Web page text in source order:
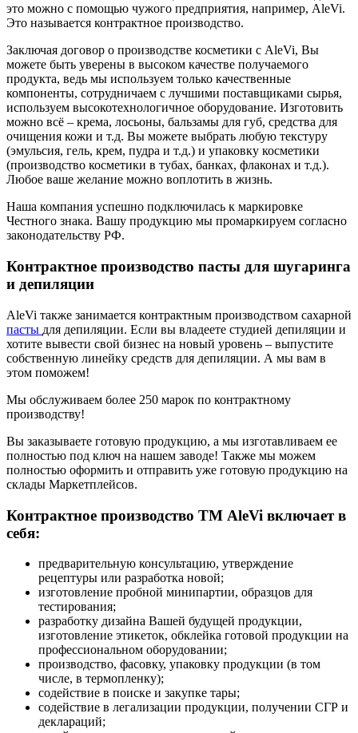
это можно с помощью чужого предприятия, например, AleVi.
Это называется контрактное производство.
Заключая договор о производстве косметики с AleVi, Вы
можете быть уверены в высоком качестве получаемого
продукта, ведь мы используем только качественные
компоненты, сотрудничаем с лучшими поставщиками сырья,
используем высокотехнологичное оборудование. Изготовить
можно всё – крема, лосьоны, бальзамы для губ, средства для
очищения кожи и т.д. Вы можете выбрать любую текстуру
(эмульсия, гель, крем, пудра и т.д.) и упаковку косметики
(производство косметики в тубах, банках, флаконах и т.д.).
Любое ваше желание можно воплотить в жизнь.
Наша компания успешно подключилась к маркировке
Честного знака. Вашу продукцию мы промаркируем согласно
законодательству РФ.
Контрактное производство пасты для шугаринга
и депиляции
AleVi также занимается контрактным производством сахарной
пасты для депиляции. Если вы владеете студией депиляции и
хотите вывести свой бизнес на новый уровень – выпустите
собственную линейку средств для депиляции. А мы вам в
этом поможем!
Мы обслуживаем более 250 марок по контрактному
производству!
Вы заказываете готовую продукцию, а мы изготавливаем ее
полностью под ключ на нашем заводе! Также мы можем
полностью оформить и отправить уже готовую продукцию на
склады Маркетплейсов.
Контрактное производство ТМ AleVi включает в
себя:
предварительную консультацию, утверждение
рецептуры или разработка новой;
изготовление пробной минипартии, образцов для
тестирования;
разработку дизайна Вашей будущей продукции,
изготовление этикеток, обклейка готовой продукции на
профессиональном оборудовании;
производство, фасовку, упаковку продукции (в том
числе, в термопленку);
содействие в поиске и закупке тары;
содействие в легализации продукции, получении СГР и
деклараций;